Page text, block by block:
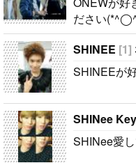
ださい
SHINEE [1]
SHINEEが
SHINee
SHINee愛